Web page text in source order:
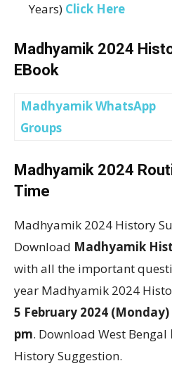
Years) Click Here
Madhyamik 2024
EBook
Madhyamik WhatsApp
Groups
Madhyamik 2024
Time
Madhyamik 2024 History
Download Madhyamik
with all the important
year Madhyamik 2024
5 February 2024 (Monday)
pm. Download West Bengal
History Suggestion.